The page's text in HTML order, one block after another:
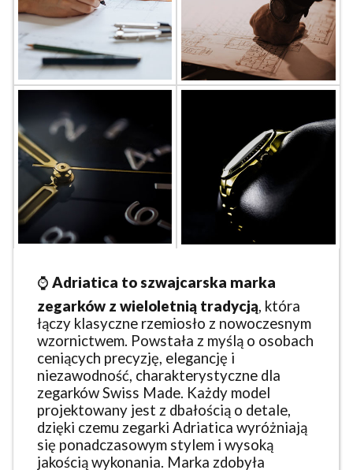
⌚ Adriatica to szwajcarska marka
zegarków z wieloletnią tradycją, która
łączy klasyczne rzemiosło z nowoczesnym
wzornictwem. Powstała z myślą o osobach
ceniących precyzję, elegancję i
niezawodność, charakterystyczne dla
zegarków Swiss Made. Każdy model
projektowany jest z dbałością o detale,
dzięki czemu zegarki Adriatica wyróżniają
się ponadczasowym stylem i wysoką
jakością wykonania. Marka zdobyła